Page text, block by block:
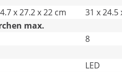
x 27.2 x 22 cm
31 x 24.5
max.
8
LED